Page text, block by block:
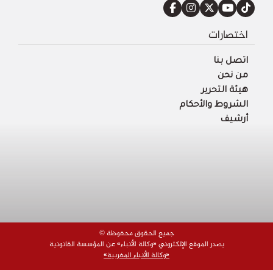
اختصارات
اتصل بنا
من نحن
هيئة التحرير
الشروط والأحكام
أرشيف
© جميع الحقوق محفوظة
يصدر الموقع الإلكتروني «وكالة الأنباء» عن المؤسسة القانونية
«وكالة الأنباء المغربية»